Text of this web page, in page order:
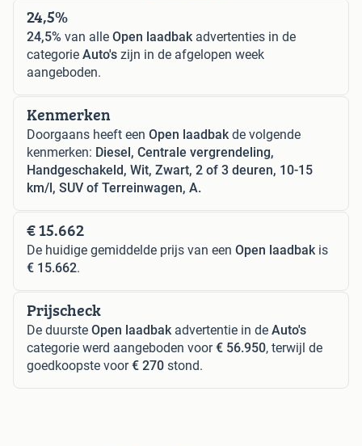
24,5%
24,5% van alle Open laadbakadvertenties in de
categorie Auto's zijn in de afgelopen week
aangeboden.
Kenmerken
Doorgaans heeft een Open laadbakde volgende
kenmerken: Diesel, Centrale vergrendeling,
Handgeschakeld, Wit, Zwart, 2 of 3 deuren, 10-15
km/l, SUV of Terreinwagen, A.
€ 15.662
De huidige gemiddelde prijs van een Open laadbakis
€ 15.662.
Prijscheck
De duurste Open laadbakadvertentie in de Auto's
categorie werd aangeboden voor€ 56.950, terwijl de
goedkoopste voor€ 270 stond.